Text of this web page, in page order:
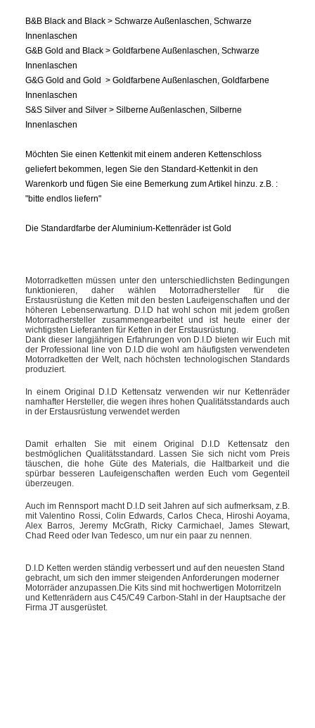
B&B Black and Black > Schwarze Außenlaschen, Schwarze
Innenlaschen
G&B Gold and Black > Goldfarbene Außenlaschen, Schwarze
Innenlaschen
G&G Gold and Gold > Goldfarbene Außenlaschen, Goldfarbene
Innenlaschen
S&S Silver and Silver > Silberne Außenlaschen, Silberne
Innenlaschen
Möchten Sie einen Kettenkit mit einem anderen Kettenschloss
geliefert bekommen, legen Sie den Standard-Kettenkit in den
Warenkorb und fügen Sie eine Bemerkung zum Artikel hinzu. z.B. :
"bitte endlos liefern"
Die Standardfarbe der Aluminium-Kettenräder ist Gold
Motorradketten müssen unter den unterschiedlichsten Bedingungen
funktionieren, daher wählen Motorradhersteller für die
Erstausrüstung die Ketten mit den besten Laufeigenschaften und der
höheren Lebenserwartung. D.I.D hat wohl schon mit jedem großen
Motorradhersteller zusammengearbeitet und ist heute einer der
wichtigsten Lieferanten für Ketten in der Erstausrüstung.
Dank dieser langjährigen Erfahrungen von D.I.D bieten wir Euch mit
der Professional line von D.I.D die wohl am häufigsten verwendeten
Motorradketten der Welt, nach höchsten technologischen Standards
produziert.
In einem Original D.I.D Kettensatz verwenden wir nur Kettenräder
namhafter Hersteller, die wegen ihres hohen Qualitätsstandards auch
in der Erstausrüstung verwendet werden
Damit erhalten Sie mit einem Original D.I.D Kettensatz den
bestmöglichen Qualitätsstandard. Lassen Sie sich nicht vom Preis
täuschen, die hohe Güte des Materials, die Haltbarkeit und die
spürbar besseren Laufeigenschaften werden Euch vom Gegenteil
überzeugen.
Auch im Rennsport macht D.I.D seit Jahren auf sich aufmerksam, z.B.
mit Valentino Rossi, Colin Edwards, Carlos Checa, Hiroshi Aoyama,
Alex Barros, Jeremy McGrath, Ricky Carmichael, James Stewart,
Chad Reed oder Ivan Tedesco, um nur ein paar zu nennen.
D.I.D Ketten werden ständig verbessert und auf den neuesten Stand
gebracht, um sich den immer steigenden Anforderungen moderner
Motorräder anzupassen.Die Kits sind mit hochwertigen Motorritzeln
und Kettenrädern aus C45/C49 Carbon-Stahl in der Hauptsache der
Firma JT ausgerüstet.